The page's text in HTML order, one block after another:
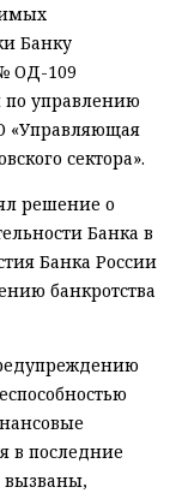
Банку
ОД-109
управлению
«Управляющая
сектора».
решение о
Банка в
Банка России
банкротства
в последние
вызваны,